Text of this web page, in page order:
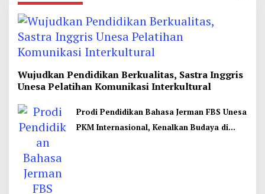
Wujudkan Pendidikan Berkualitas, Sastra Inggris
Unesa Pelatihan Komunikasi Interkultural
Prodi Pendidikan Bahasa Jerman FBS Unesa
PKM Internasional, Kenalkan Budaya di